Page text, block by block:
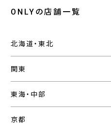
ONLYの店舗一覧
北海道・東北
関東
東海・中部
京都